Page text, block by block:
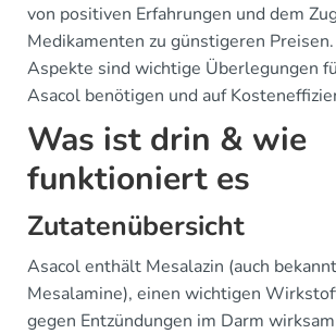
von positiven Erfahrungen und dem
Medikamenten zu günstigeren
Aspekte sind wichtige Überlegungen
Asacol benötigen und auf
Was ist drin & wie
funktioniert es
Zutatenübersicht
Asacol enthält Mesalazin (auch
Mesalamine), einen wichtigen
gegen Entzündungen im Darm